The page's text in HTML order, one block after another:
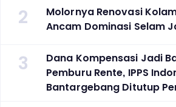
2
Molornya Renovasi
Ancam Dominasi Selam
3
Dana Kompensasi Jadi
Pemburu Rente, IPPS
Bantargebang Ditutup